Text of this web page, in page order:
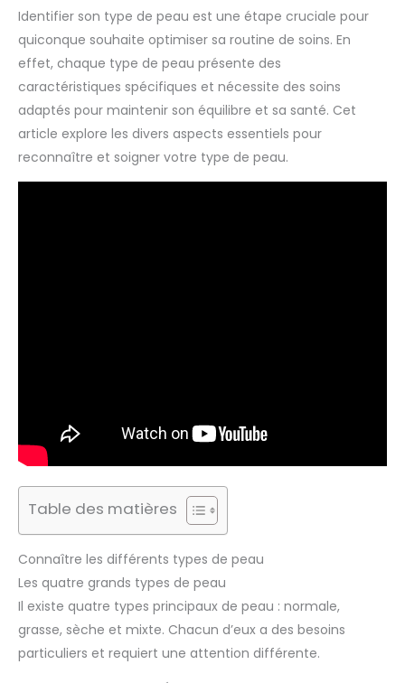
Identifier son type de peau est une étape cruciale pour
quiconque souhaite optimiser sa routine de soins. En
effet, chaque type de peau présente des
caractéristiques spécifiques et nécessite des soins
adaptés pour maintenir son équilibre et sa santé. Cet
article explore les divers aspects essentiels pour
reconnaître et soigner votre type de peau.
Table des matières
Connaître les différents types de peau
Les quatre grands types de peau
Il existe quatre types principaux de peau : normale,
grasse, sèche et mixte. Chacun d’eux a des besoins
particuliers et requiert une attention différente.